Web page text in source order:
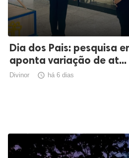
Dia dos Pais: pesquisa
aponta variação de at...
Divinor  há 6 dias